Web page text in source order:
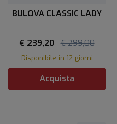
BULOVA CLASSIC LADY
€ 239,20 € 299,00
Disponibile in 12 giorni
Acquista